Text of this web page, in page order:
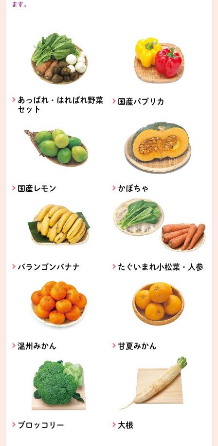
ます。
あっぱれ・はればれ野菜
セット
国産パプリカ
国産レモン かぼちゃ
バランゴンバナナ たぐいまれ小松菜・人参
温州みかん 甘夏みかん
ブロッコリー 大根